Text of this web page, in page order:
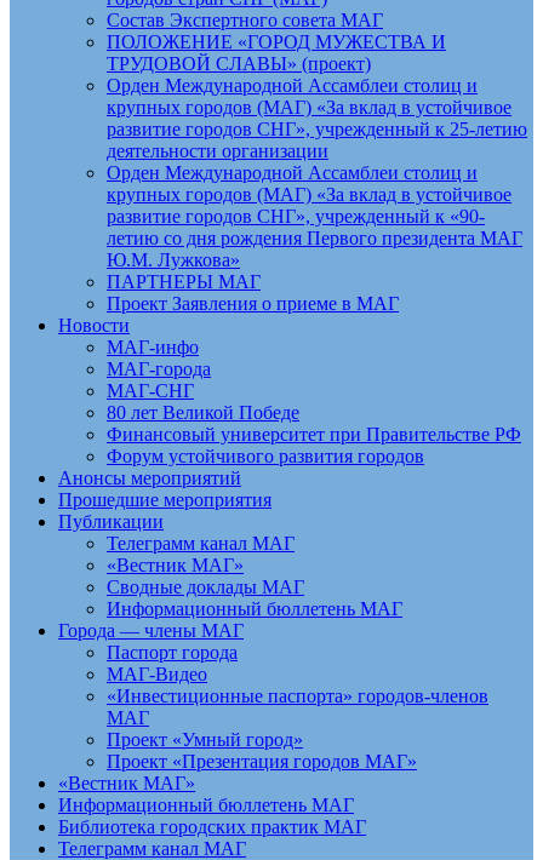
Состав Экспертного совета МАГ
ПОЛОЖЕНИЕ «ГОРОД МУЖЕСТВА И
ТРУДОВОЙ СЛАВЫ» (проект)
Орден Международной Ассамблеи столиц и
крупных городов (МАГ) «За вклад в устойчивое
развитие городов СНГ», учрежденный к 25-летию
деятельности организации
Орден Международной Ассамблеи столиц и
крупных городов (МАГ) «За вклад в устойчивое
развитие городов СНГ», учрежденный к «90-
летию со дня рождения Первого президента МАГ
Ю.М. Лужкова»
ПАРТНЕРЫ МАГ
Проект Заявления о приеме в МАГ
Новости
МАГ-инфо
МАГ-города
МАГ-СНГ
80 лет Великой Победе
Финансовый университет при Правительстве РФ
Форум устойчивого развития городов
Анонсы мероприятий
Прошедшие мероприятия
Публикации
Телеграмм канал МАГ
«Вестник МАГ»
Сводные доклады МАГ
Информационный бюллетень МАГ
Города — члены МАГ
Паспорт города
МАГ-Видео
«Инвестиционные паспорта» городов-членов
МАГ
Проект «Умный город»
Проект «Презентация городов МАГ»
«Вестник МАГ»
Информационный бюллетень МАГ
Библиотека городских практик МАГ
Телеграмм канал МАГ